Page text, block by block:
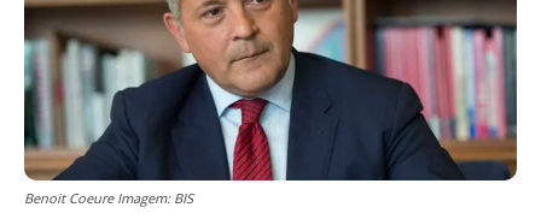
Benoit Coeure Imagem: BIS